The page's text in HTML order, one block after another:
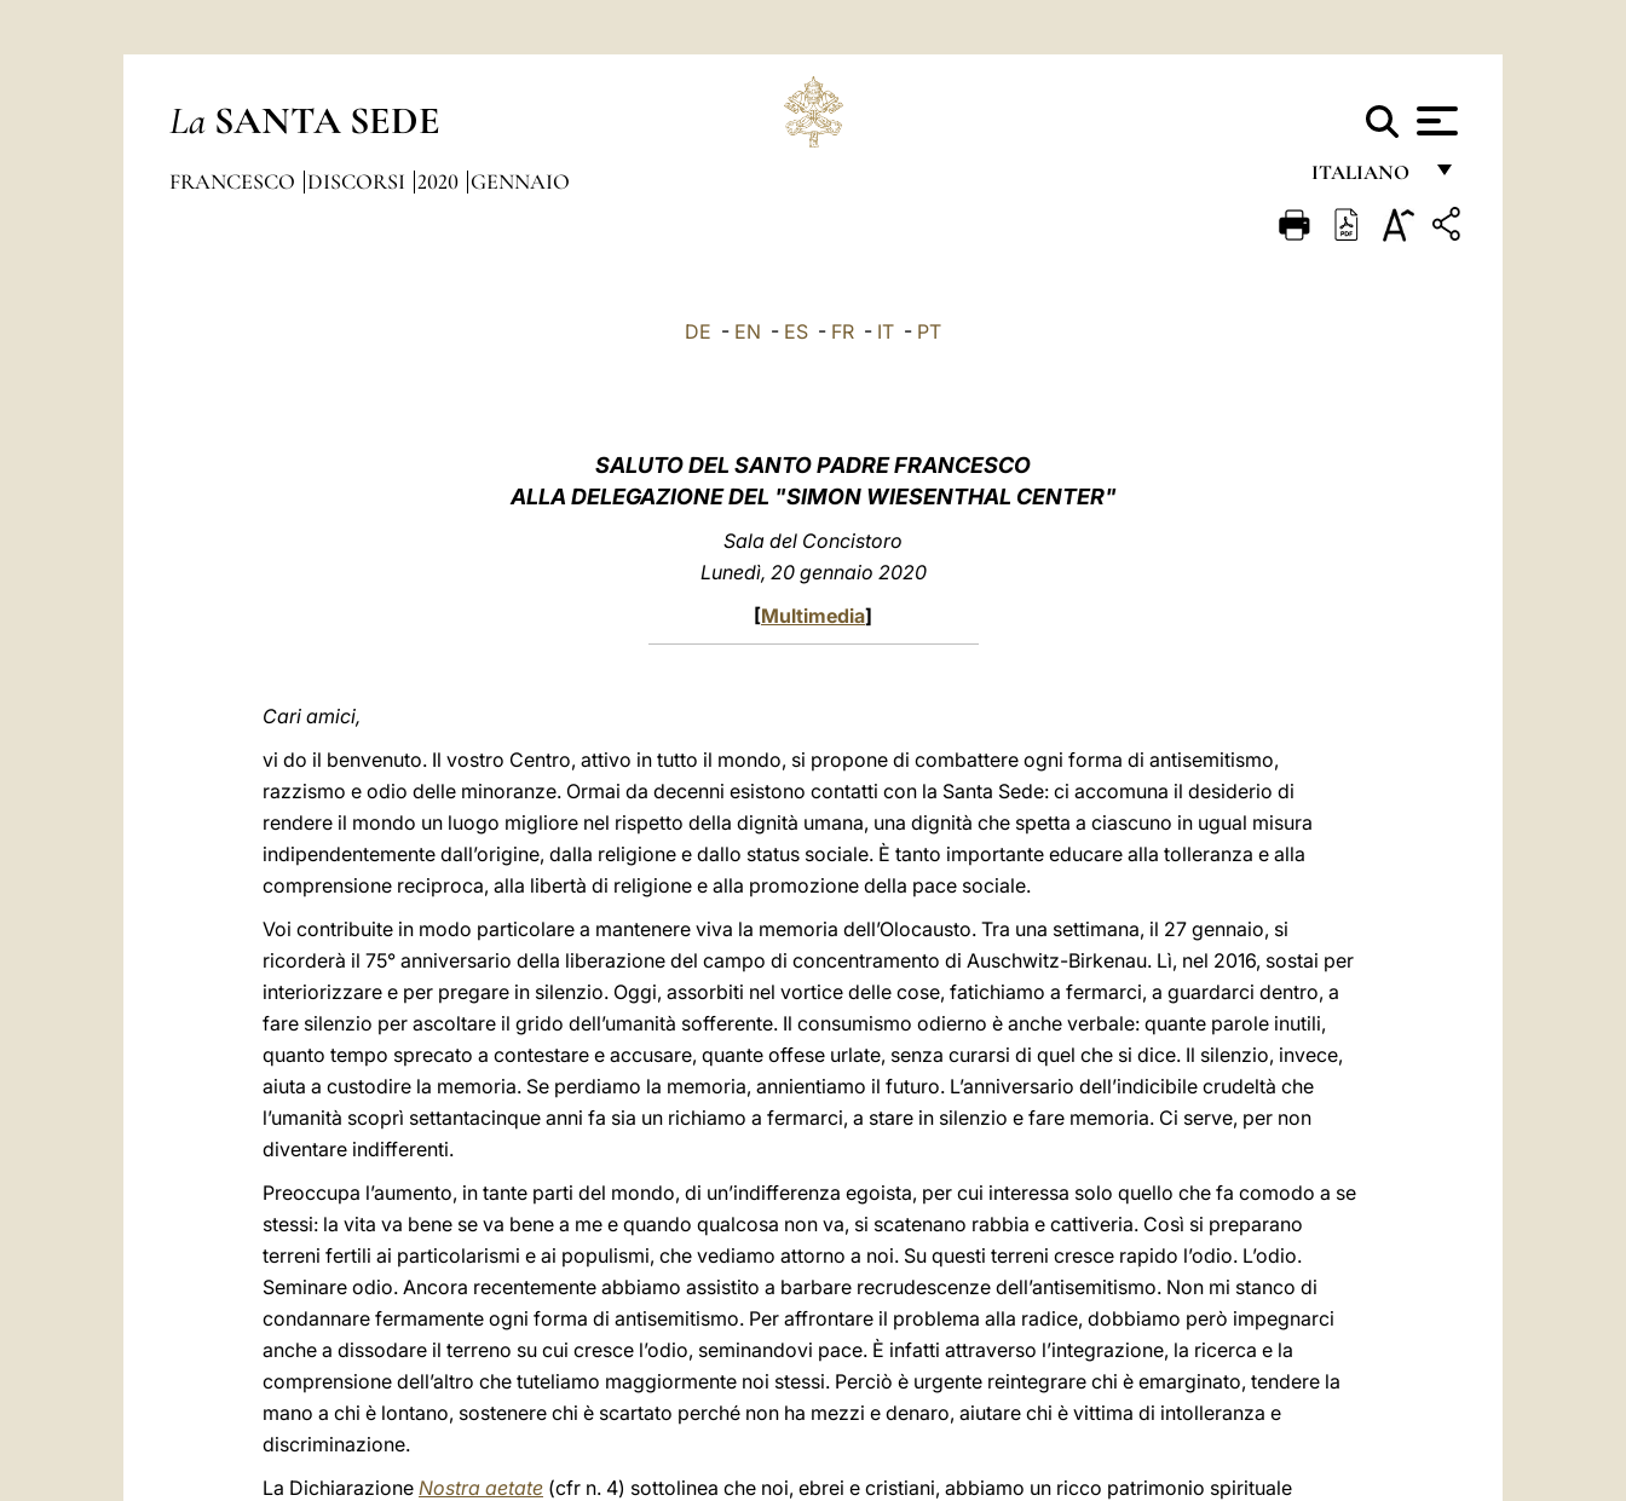
La SANTA SEDE
ITALIANO
FRANÇAIS
FRANCESCO DISCORSI 2020 GENNAIO
DE - EN - ES - FR - IT - PT
SALUTO DEL SANTO PADRE FRANCESCO
ALLA DELEGAZIONE DEL "SIMON WIESENTHAL CENTER"
Sala del Concistoro
Lunedì, 20 gennaio 2020
[Multimedia]
Cari amici,
vi do il benvenuto. Il vostro Centro, attivo in tutto il mondo, si propone di combattere ogni forma di antisemitismo,
razzismo e odio delle minoranze. Ormai da decenni esistono contatti con la Santa Sede: ci accomuna il desiderio di
rendere il mondo un luogo migliore nel rispetto della dignità umana, una dignità che spetta a ciascuno in ugual misura
indipendentemente dall’origine, dalla religione e dallo status sociale. È tanto importante educare alla tolleranza e alla
comprensione reciproca, alla libertà di religione e alla promozione della pace sociale.
Voi contribuite in modo particolare a mantenere viva la memoria dell’Olocausto. Tra una settimana, il 27 gennaio, si
ricorderà il 75° anniversario della liberazione del campo di concentramento di Auschwitz-Birkenau. Lì, nel 2016, sostai per
interiorizzare e per pregare in silenzio. Oggi, assorbiti nel vortice delle cose, fatichiamo a fermarci, a guardarci dentro, a
fare silenzio per ascoltare il grido dell’umanità sofferente. Il consumismo odierno è anche verbale: quante parole inutili,
quanto tempo sprecato a contestare e accusare, quante offese urlate, senza curarsi di quel che si dice. Il silenzio, invece,
aiuta a custodire la memoria. Se perdiamo la memoria, annientiamo il futuro. L’anniversario dell’indicibile crudeltà che
l’umanità scoprì settantacinque anni fa sia un richiamo a fermarci, a stare in silenzio e fare memoria. Ci serve, per non
diventare indifferenti.
Preoccupa l’aumento, in tante parti del mondo, di un’indifferenza egoista, per cui interessa solo quello che fa comodo a se
stessi: la vita va bene se va bene a me e quando qualcosa non va, si scatenano rabbia e cattiveria. Così si preparano
terreni fertili ai particolarismi e ai populismi, che vediamo attorno a noi. Su questi terreni cresce rapido l’odio. L’odio.
Seminare odio. Ancora recentemente abbiamo assistito a barbare recrudescenze dell’antisemitismo. Non mi stanco di
condannare fermamente ogni forma di antisemitismo. Per affrontare il problema alla radice, dobbiamo però impegnarci
anche a dissodare il terreno su cui cresce l’odio, seminandovi pace. È infatti attraverso l’integrazione, la ricerca e la
comprensione dell’altro che tuteliamo maggiormente noi stessi. Perciò è urgente reintegrare chi è emarginato, tendere la
mano a chi è lontano, sostenere chi è scartato perché non ha mezzi e denaro, aiutare chi è vittima di intolleranza e
discriminazione.
La Dichiarazione Nostra aetate (cfr n. 4) sottolinea che noi, ebrei e cristiani, abbiamo un ricco patrimonio spirituale